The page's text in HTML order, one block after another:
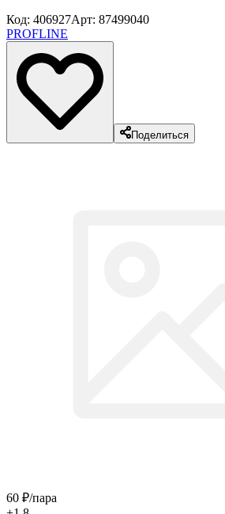
Код: 406927Арт: 87499040
PROFLINE
Поделиться
60 ₽/пара